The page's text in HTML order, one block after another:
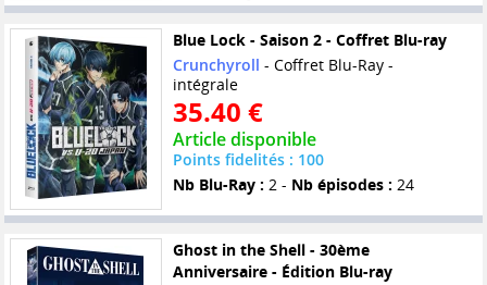
Blue Lock - Saison 2 - Coffret Blu-ray
Crunchyroll - Coffret Blu-Ray -
intégrale
35.40 €
Article disponible
Points fidelités : 100
Nb Blu-Ray : 2 - Nb épisodes : 24
Ghost in the Shell - 30ème
Anniversaire - Édition Blu-ray